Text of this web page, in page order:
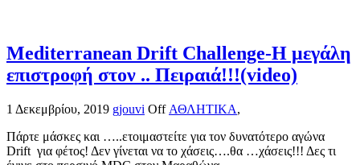
Mediterranean Drift Challenge-Η μεγάλη
επιστροφή στον .. Πειραιά!!!(video)
1 Δεκεμβρίου, 2019 gjouvi Off ΑΘΛΗΤΙΚΑ,
Πάρτε μάσκες και …..ετοιμαστείτε για τον δυνατότερο αγώνα
Drift για φέτος! Δεν γίνεται να το χάσεις….θα …χάσεις!!! Δες τι